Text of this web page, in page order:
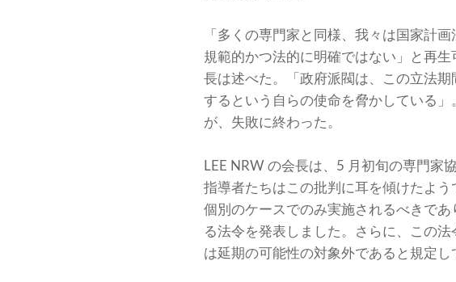
「多くの専門家と同様、我々は国家計
規範的かつ法的に明確ではない」と再
長は述べた。「政府派閥は、この立法
するという自らの使命を脅かしている
が、失敗に終わった。
LEE NRW の会長は、5 月初旬の専門家
指導者たちはこの批判に耳を傾けたよ
個別のケースでのみ実施されるべきで
る法令を発表しました。さらに、この
は延期の可能性の対象外であると規定し